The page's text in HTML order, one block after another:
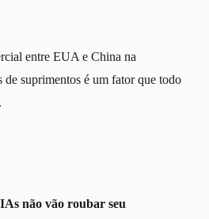
entre EUA e China na
de suprimentos é um fator que todo
não vão roubar seu